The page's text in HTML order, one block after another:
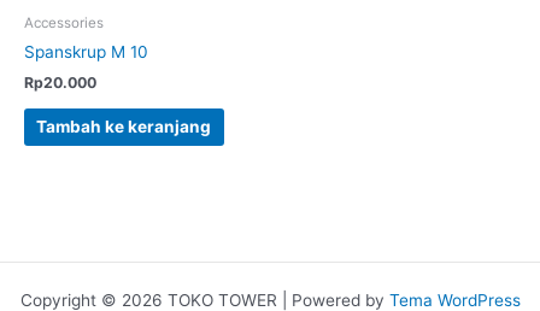
Accessories
Spanskrup M 10
Rp20.000
Tambah ke keranjang
Copyright © 2026 TOKO TOWER | Powered by Tema WordPress